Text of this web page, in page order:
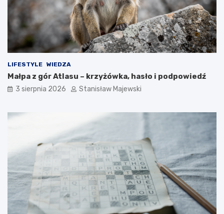
LIFESTYLE WIEDZA
Małpa z gór Atlasu – krzyżówka, hasło i podpowiedź
3 sierpnia 2026 Stanisław Majewski